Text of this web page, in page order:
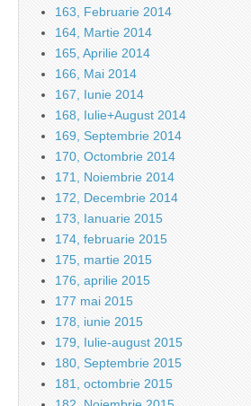
163, Februarie 2014
164, Martie 2014
165, Aprilie 2014
166, Mai 2014
167, Iunie 2014
168, Iulie+August 2014
169, Septembrie 2014
170, Octombrie 2014
171, Noiembrie 2014
172, Decembrie 2014
173, Ianuarie 2015
174, februarie 2015
175, martie 2015
176, aprilie 2015
177 mai 2015
178, iunie 2015
179, Iulie-august 2015
180, Septembrie 2015
181, octombrie 2015